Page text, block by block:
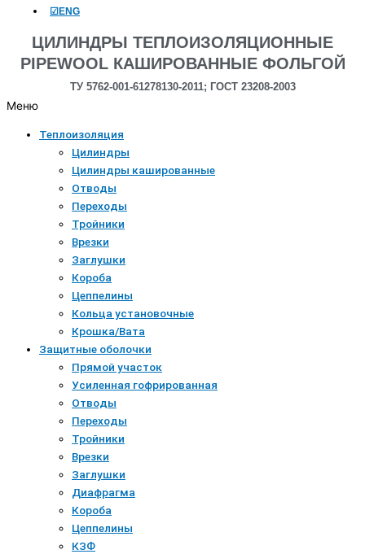
☑ENG
ЦИЛИНДРЫ ТЕПЛОИЗОЛЯЦИОННЫЕ
PIPEWOOL КАШИРОВАННЫЕ ФОЛЬГОЙ
ТУ 5762-001-61278130-2011; ГОСТ 23208-2003
Меню
Теплоизоляция
Цилиндры
Цилиндры кашированные
Отводы
Переходы
Тройники
Врезки
Заглушки
Короба
Цеппелины
Кольца установочные
Крошка/Вата
Защитные оболочки
Прямой участок
Усиленная гофрированная
Отводы
Переходы
Тройники
Врезки
Заглушки
Диафрагма
Короба
Цеппелины
КЗФ